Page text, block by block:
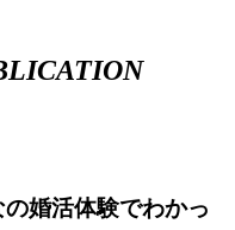
婚活体験でわかっ